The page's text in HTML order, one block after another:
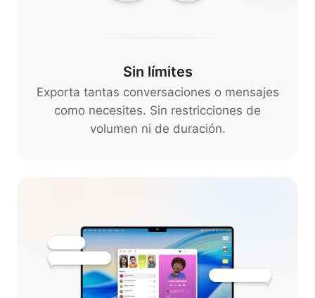
Sin límites
Exporta tantas conversaciones o mensajes
como necesites. Sin restricciones de
volumen ni de duración.